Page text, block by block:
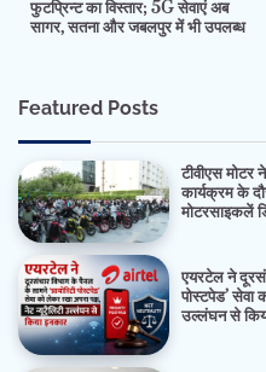
फुटप्रिन्ट का विस्तार; 5G सेवाएं अब
सागर, सतना और जबलपुर में भी उपलब्ध
Featured Posts
टीवीएस मोटर
कार्यक्रम के
मोटरसाइकलें
एयरटेल ने
पोस्टपेड’ सेवा
उल्लंघन से